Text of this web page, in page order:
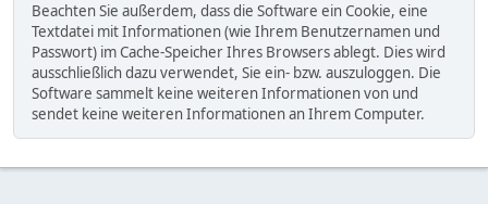
Beachten Sie außerdem, dass die Software ein Cookie, eine
Textdatei mit Informationen (wie Ihrem Benutzernamen und
Passwort) im Cache-Speicher Ihres Browsers ablegt. Dies wird
ausschließlich dazu verwendet, Sie ein- bzw. auszuloggen. Die
Software sammelt keine weiteren Informationen von und
sendet keine weiteren Informationen an Ihrem Computer.